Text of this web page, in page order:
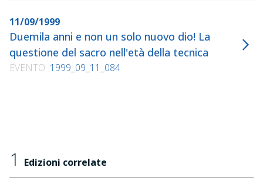
11/09/1999
Duemila anni e non un solo nuovo dio! La
questione del sacro nell'età della tecnica
EVENTO 1999_09_11_084
1 Edizioni correlate